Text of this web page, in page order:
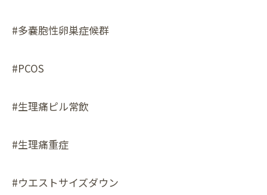
#多嚢胞性卵巣症候群
#PCOS
#生理痛ピル常飲
#生理痛重症
#ウエストサイズダウン